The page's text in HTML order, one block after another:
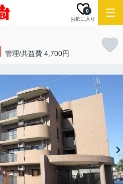
お気に入り
0
管理/共益費 4,700円